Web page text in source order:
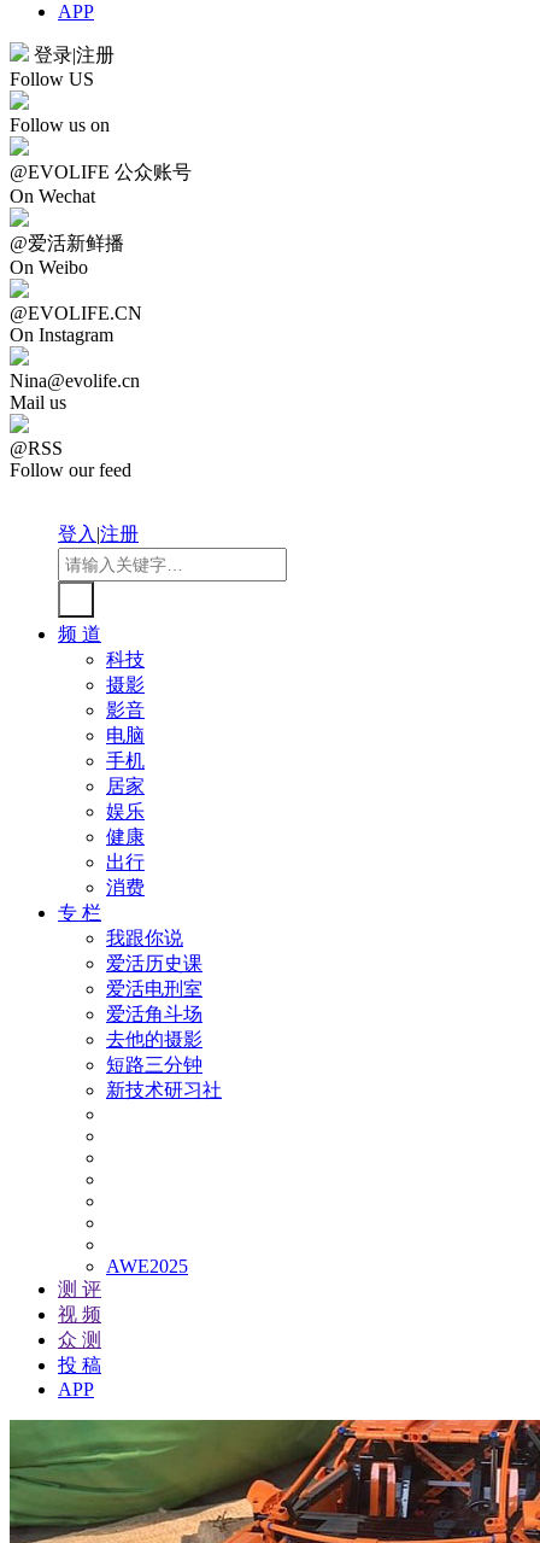
APP
登录|注册
Follow US
Follow us on
@EVOLIFE 公众账号
On Wechat
@爱活新鲜播
On Weibo
@EVOLIFE.CN
On Instagram
Nina@evolife.cn
Mail us
@RSS
Follow our feed
登入|注册
频 道
科技
摄影
影音
电脑
手机
居家
娱乐
健康
出行
消费
专 栏
我跟你说
爱活历史课
爱活电刑室
爱活角斗场
去他的摄影
短路三分钟
新技术研习社
AWE2025
测 评
视 频
众 测
投 稿
APP